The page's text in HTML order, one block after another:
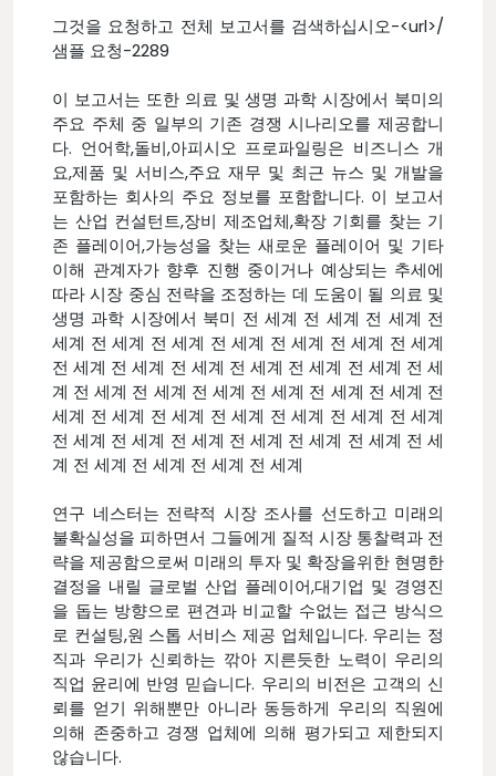
그것을 요청하고 전체 보고서를 검색하십시오-<url>/
샘플 요청-2289
이 보고서는 또한 의료 및 생명 과학 시장에서 북미의
주요 주체 중 일부의 기존 경쟁 시나리오를 제공합니
다. 언어학,돌비,아피시오 프로파일링은 비즈니스 개
요,제품 및 서비스,주요 재무 및 최근 뉴스 및 개발을
포함하는 회사의 주요 정보를 포함합니다. 이 보고서
는 산업 컨설턴트,장비 제조업체,확장 기회를 찾는 기
존 플레이어,가능성을 찾는 새로운 플레이어 및 기타
이해 관계자가 향후 진행 중이거나 예상되는 추세에
따라 시장 중심 전략을 조정하는 데 도움이 될 의료 및
생명 과학 시장에서 북미 전 세계 전 세계 전 세계 전
세계 전 세계 전 세계 전 세계 전 세계 전 세계 전 세계
전 세계 전 세계 전 세계 전 세계 전 세계 전 세계 전 세
계 전 세계 전 세계 전 세계 전 세계 전 세계 전 세계 전
세계 전 세계 전 세계 전 세계 전 세계 전 세계 전 세계
전 세계 전 세계 전 세계 전 세계 전 세계 전 세계 전 세
계 전 세계 전 세계 전 세계 전 세계
연구 네스터는 전략적 시장 조사를 선도하고 미래의
불확실성을 피하면서 그들에게 질적 시장 통찰력과 전
략을 제공함으로써 미래의 투자 및 확장을위한 현명한
결정을 내릴 글로벌 산업 플레이어,대기업 및 경영진
을 돕는 방향으로 편견과 비교할 수없는 접근 방식으
로 컨설팅,원 스톱 서비스 제공 업체입니다. 우리는 정
직과 우리가 신뢰하는 깎아 지른듯한 노력이 우리의
직업 윤리에 반영 믿습니다. 우리의 비전은 고객의 신
뢰를 얻기 위해뿐만 아니라 동등하게 우리의 직원에
의해 존중하고 경쟁 업체에 의해 평가되고 제한되지
않습니다.